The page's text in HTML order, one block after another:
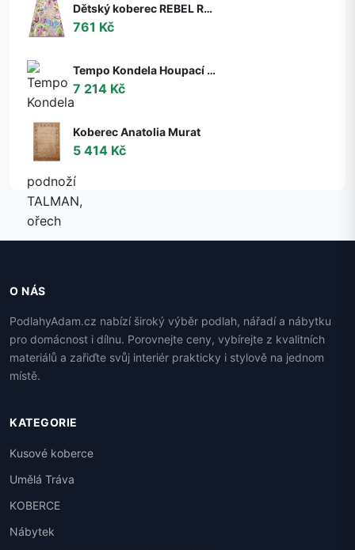
Dětský koberec REBEL ROADS Sweet town 26 Cukrovinky, protiskluzový - růžový / zelený
761 Kč
Tempo Kondela Houpací křeslo s podnoží TALMAN, ořech
7 214 Kč
Koberec Anatolia Murat
5 414 Kč
O NÁS
PodlahyAdam.cz nabízí široký výběr podlah, nářadí a nábytku
pro domácnost i dílnu. Porovnejte ceny, vybírejte z kvalitních
materiálů a zařiďte svůj interiér prakticky i stylově na jednom
místě.
KATEGORIE
Kusové koberce
Umělá Tráva
KOBERCE
Nábytek